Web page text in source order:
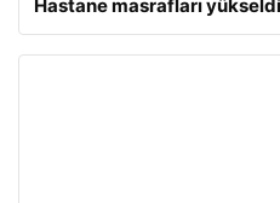
Hastane masrafları yükseldi